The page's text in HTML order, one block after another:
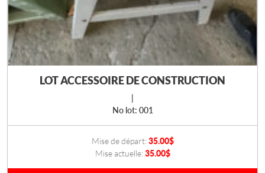
LOT ACCESSOIRE DE CONSTRUCTION
|
No lot: 001
Mise de départ:35.00$
Mise actuelle:35.00$